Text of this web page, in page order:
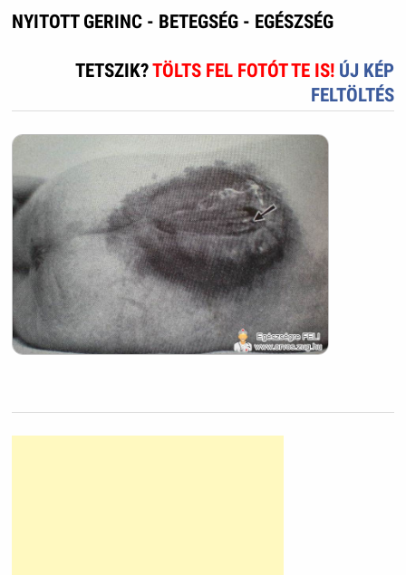
NYITOTT GERINC - BETEGSÉG - EGÉSZSÉG
TETSZIK?TÖLTS FEL FOTÓT TE IS! ÚJ KÉP
FELTÖLTÉS